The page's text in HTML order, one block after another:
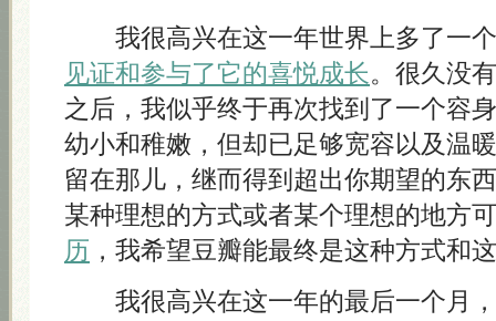
我很高兴在这一年世界上多了一
见证和参与了它的喜悦成长。很久没
之后，我似乎终于再次找到了一个容
幼小和稚嫩，但却已足够宽容以及温
留在那儿，继而得到超出你期望的东
某种理想的方式或者某个理想的地方
历 ，我希望豆瓣能最终是这种方式和
我很高兴在这一年的最后一个月，